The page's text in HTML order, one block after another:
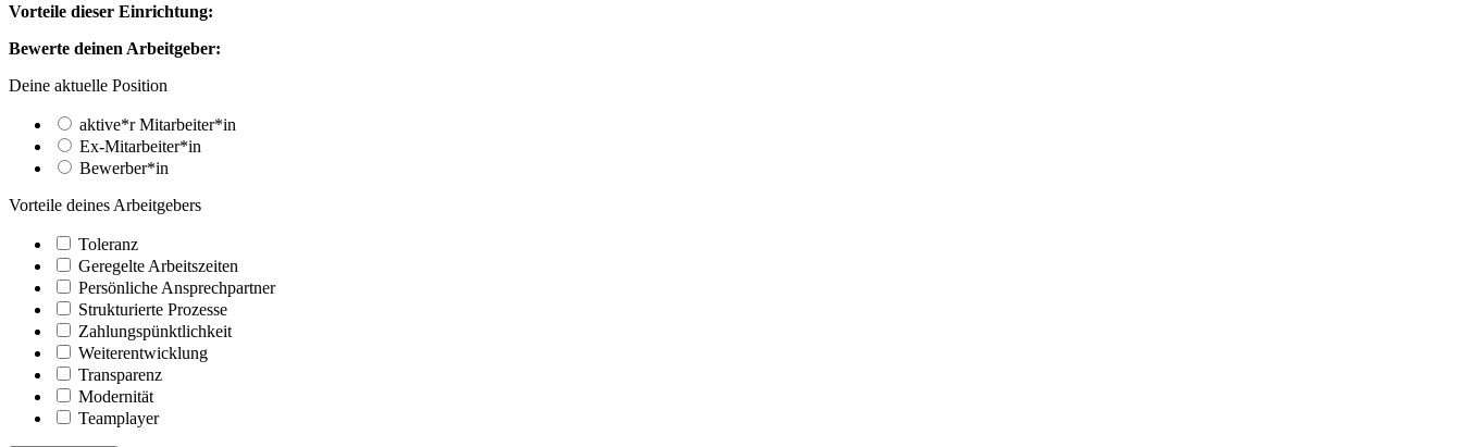
Vorteile dieser Einrichtung:
Bewerte deinen Arbeitgeber:
Deine aktuelle Position
aktive*r Mitarbeiter*in
Ex-Mitarbeiter*in
Bewerber*in
Vorteile deines Arbeitgebers
Toleranz
Geregelte Arbeitszeiten
Persönliche Ansprechpartner
Strukturierte Prozesse
Zahlungs­pünktlichkeit
Weiter­entwicklung
Transparenz
Modernität
Teamplayer